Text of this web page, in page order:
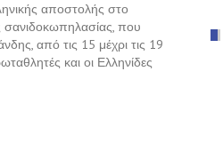
αποστολής στο
που
από τις 15 μέχρι τις 19
και οι Ελληνίδες